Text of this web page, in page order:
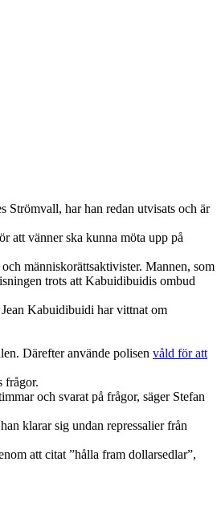
Strömvall, har han redan utvisats och är
att vänner ska kunna möta upp på
människorättsaktivister. Mannen, som
trots att Kabuidibuidis ombud
Kabuidibuidi har vittnat om
Därefter använde polisen våld för att
frågor.
och svarat på frågor, säger Stefan
klarar sig undan repressalier från
att citat ”hålla fram dollarsedlar”,